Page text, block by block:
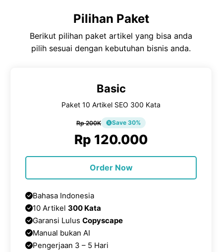
Pilihan Paket
Berikut pilihan paket artikel yang bisa anda
pilih sesuai dengan kebutuhan bisnis anda.
Basic
Paket 10 Artikel SEO 300 Kata
Rp 200K Save 30%
Rp 120.000
Order Now
Bahasa Indonesia
10 Artikel 300 Kata
Garansi Lulus Copyscape
Manual bukan AI
Pengerjaan 3 – 5 Hari